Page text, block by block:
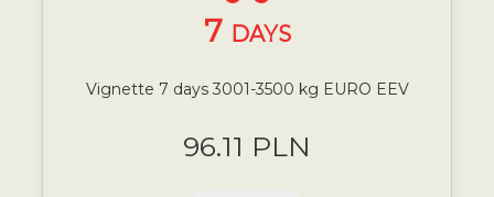
7 DAYS
Vignette 7 days 3001-3500 kg EURO EEV
96.11 PLN